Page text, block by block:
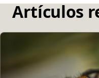
Artículos